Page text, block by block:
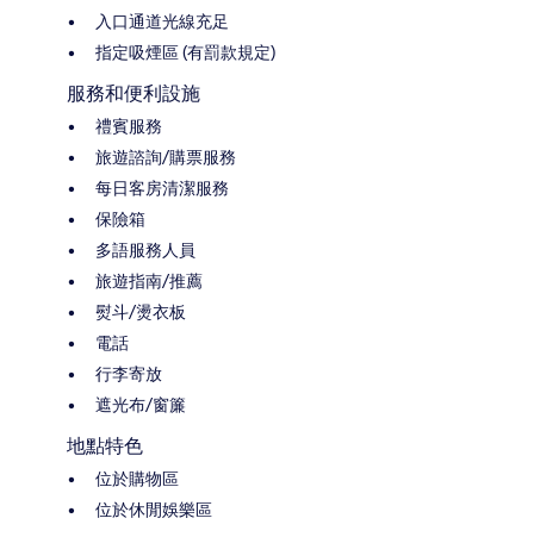
入口通道光線充足
指定吸煙區 (有罰款規定)
服務和便利設施
禮賓服務
旅遊諮詢/購票服務
每日客房清潔服務
保險箱
多語服務人員
旅遊指南/推薦
熨斗/燙衣板
電話
行李寄放
遮光布/窗簾
地點特色
位於購物區
位於休閒娛樂區